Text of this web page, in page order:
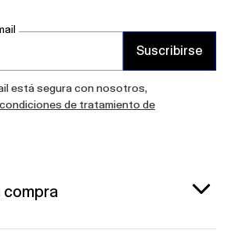
Suscribirse
está segura con nosotros,
condiciones de tratamiento de
compra